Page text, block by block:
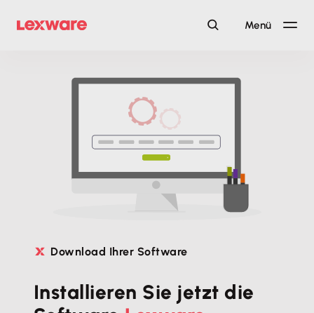
Menü
Download Ihrer Software
Installieren Sie jetztdie